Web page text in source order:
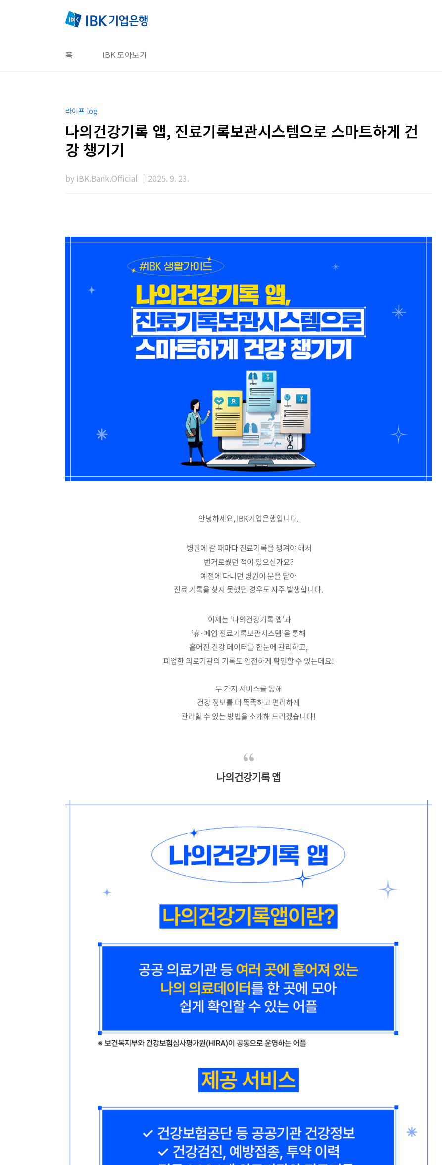
홈 IBK 모아보기
라이프 log
나의건강기록 앱, 진료기록보관시스템으로 스마트하게 건
강 챙기기
by IBK.Bank.Official 2025. 9. 23.
안녕하세요, IBK기업은행입니다.
병원에 갈 때마다 진료기록을 챙겨야 해서
번거로웠던 적이 있으신가요?
예전에 다니던 병원이 문을 닫아
진료 기록을 찾지 못했던 경우도 자주 발생합니다.
이제는 ‘나의건강기록 앱’과
‘휴·폐업 진료기록보관시스템’을 통해
흩어진 건강 데이터를 한눈에 관리하고,
폐업한 의료기관의 기록도 안전하게 확인할 수 있는데요!
두 가지 서비스를 통해
건강 정보를 더 똑똑하고 편리하게
관리할 수 있는 방법을 소개해 드리겠습니다!
나의건강기록 앱